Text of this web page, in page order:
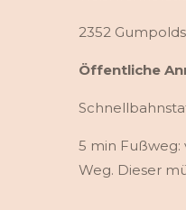
2352
Öffentliche
5 min Fußweg:
Weg. Dieser